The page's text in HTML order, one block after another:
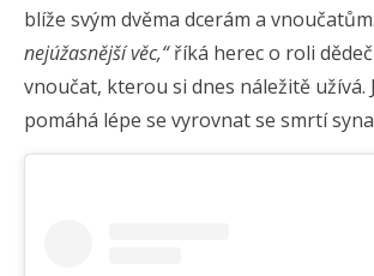
blíže svým dvěma dcerám a vnoučatům.
nejúžasnější věc,“říká herec o roli
vnoučat, kterou si dnes náležitě užívá.
pomáhá lépe se vyrovnat se smrtí